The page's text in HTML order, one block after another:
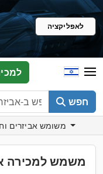
לאפליקציה
חפש
משמש למכירה